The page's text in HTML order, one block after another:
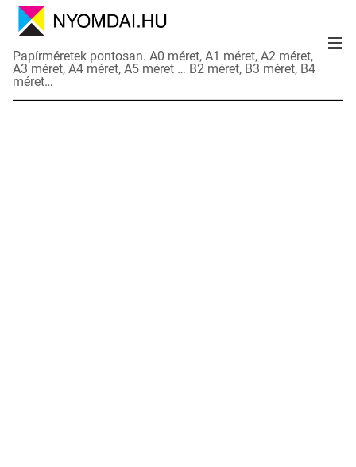
N
y
o
m
Papírméretek pontosan. A0 méret, A1 méret, A2 méret,
A3 méret, A4 méret, A5 méret … B2 méret, B3 méret, B4
méret…
M